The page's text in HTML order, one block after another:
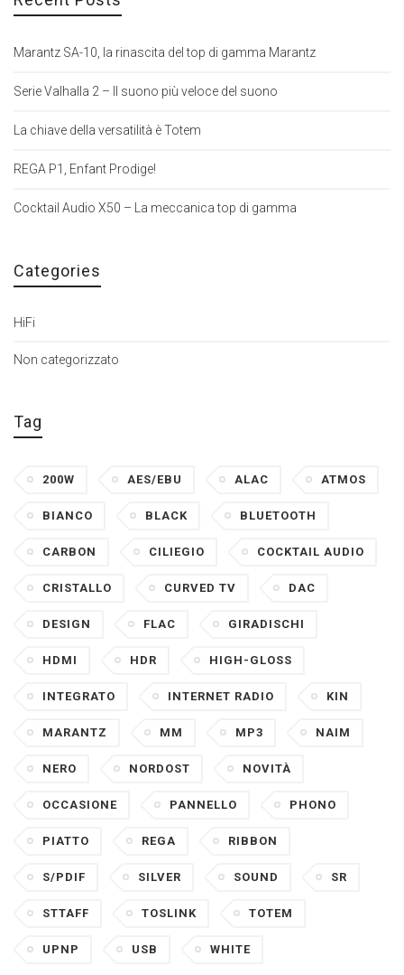
Marantz SA-10, la rinascita del top di gamma Marantz
Serie Valhalla 2 – Il suono più veloce del suono
La chiave della versatilità è Totem
REGA P1, Enfant Prodige!
Cocktail Audio X50 – La meccanica top di gamma
Categories
HiFi
Non categorizzato
Tag
200W AES/EBU ALAC ATMOS
BIANCO BLACK BLUETOOTH
CARBON CILIEGIO COCKTAIL AUDIO
CRISTALLO CURVED TV DAC
DESIGN FLAC GIRADISCHI
HDMI HDR HIGH-GLOSS
INTEGRATO INTERNET RADIO KIN
MARANTZ MM MP3 NAIM
NERO NORDOST NOVITÀ
OCCASIONE PANNELLO PHONO
PIATTO REGA RIBBON
S/PDIF SILVER SOUND SR
STTAFF TOSLINK TOTEM
UPNP USB WHITE